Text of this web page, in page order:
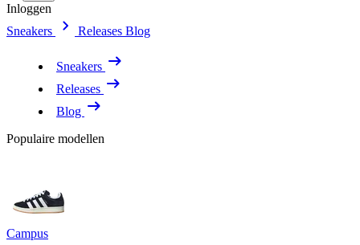
Inloggen
Sneakers
Releases Blog
Sneakers
Releases
Blog
Populaire modellen
Campus